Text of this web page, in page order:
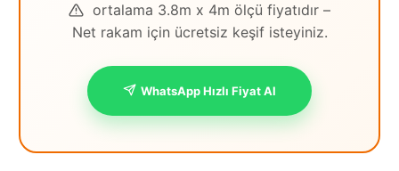
ortalama 3.8m x 4m ölçü fiyatıdır –
Net rakam için ücretsiz keşif isteyiniz.
WhatsApp Hızlı Fiyat Al
Houston
İstanbul
Anadolu